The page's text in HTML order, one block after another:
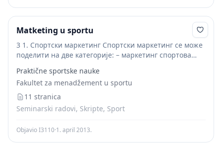
Matketing u sportu
3 1. Спортски маркетинг Спортски маркетинг се може
поделити на две категорије: – маркетинг спортова
и учеснике) – маркетинг са спортовима (промоција
неспортских...
Praktične sportske nauke
Fakultet za menadžement u sportu
11 stranica
Seminarski radovi, Skripte, Sport
Objavio I3110·1. april 2013.